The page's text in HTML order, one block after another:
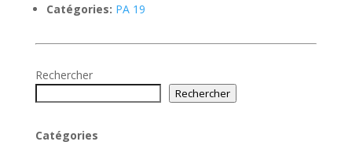
Catégories: PA 19
Rechercher
Rechercher
Catégories